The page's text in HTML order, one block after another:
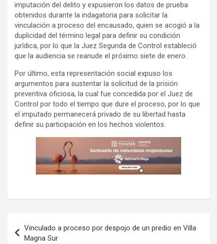
imputación del delito y expusieron los datos de prueba
obtenidos durante la indagatoria para solicitar la
vinculación a proceso del encausado, quien se acogió a la
duplicidad del término legal para definir su condición
jurídica, por lo que la Juez Segunda de Control estableció
que la audiencia se reanude el próximo siete de enero.
Por último, esta representación social expuso los
argumentos para sustentar la solicitud de la prisión
preventiva oficiosa, la cual fue concedida por el Juez de
Control por todo el tiempo que dure el proceso, por lo que
el imputado permanecerá privado de su libertad hasta
definir su participación en los hechos violentos.
de
Vinculado a proceso por despojo de un predio en Villa
Magna Sur